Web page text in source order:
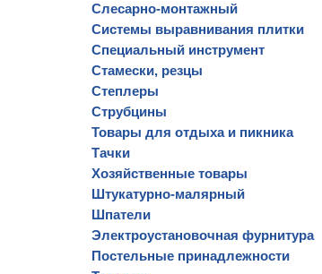
Слесарно-монтажный
Системы выравнивания плитки
Специальный инструмент
Стамески, резцы
Степлеры
Струбцины
Товары для отдыха и пикника
Тачки
Хозяйственные товары
Штукатурно-малярный
Шпатели
Электроустановочная фурнитура
Постельные принадлежности